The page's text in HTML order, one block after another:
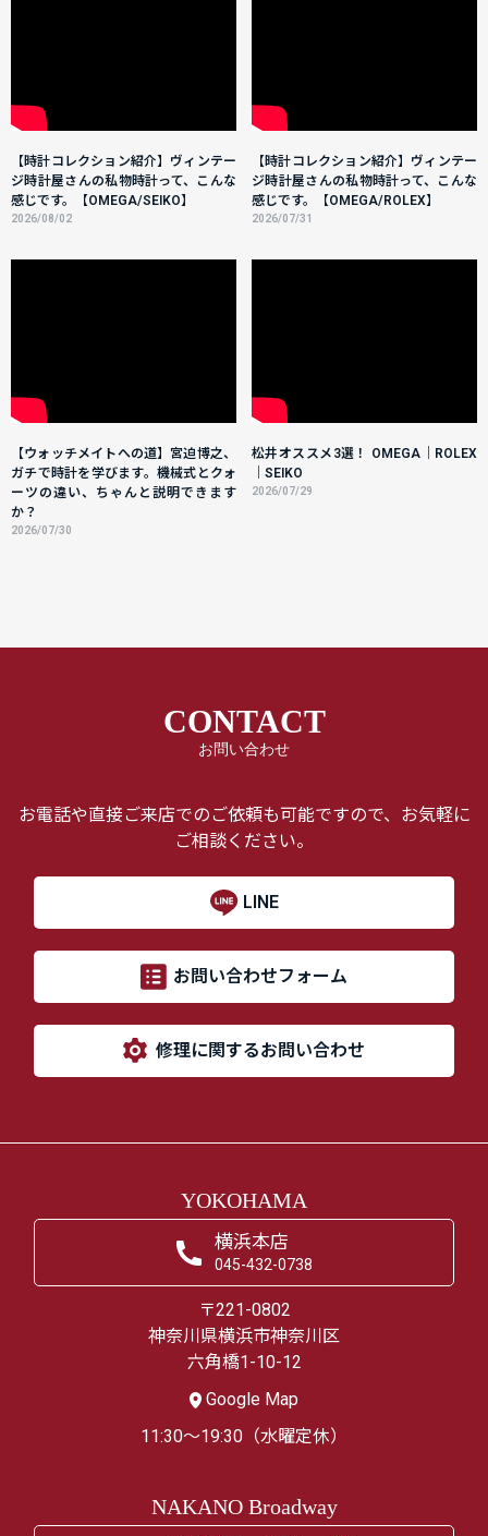
【時計コレクション紹介】ヴィンテー
ジ時計屋さんの私物時計って、こんな
感じです。【OMEGA/SEIKO】
2026/08/02
【時計コレクション紹介】ヴィンテー
ジ時計屋さんの私物時計って、こんな
感じです。【OMEGA/ROLEX】
2026/07/31
【ウォッチメイトへの道】宮迫博之、
ガチで時計を学びます。機械式とクォ
ーツの違い、ちゃんと説明できます
か？
2026/07/30
松井オススメ3選！ OMEGA｜ROLEX
｜SEIKO
2026/07/29
CONTACT
お問い合わせ
お電話や直接ご来店でのご依頼も可能ですので、お気軽に
ご相談ください。
LINE
お問い合わせフォーム
修理に関するお問い合わせ
YOKOHAMA
横浜本店
045-432-0738
〒221-0802
神奈川県横浜市神奈川区
六角橋1-10-12
Google Map
11:30～19:30（水曜定休）
NAKANO Broadway